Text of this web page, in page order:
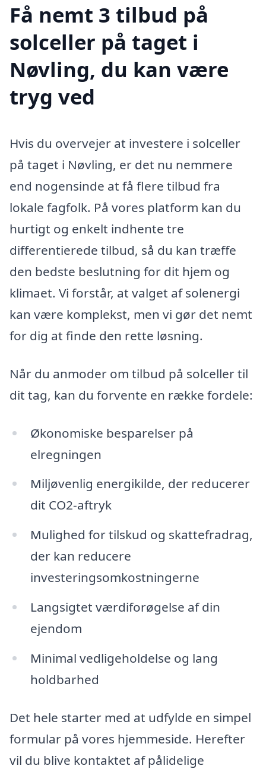
Få nemt 3 tilbud på
solceller på taget i
Nøvling, du kan være
tryg ved
Hvis du overvejer at investere i solceller
på taget i Nøvling, er det nu nemmere
end nogensinde at få flere tilbud fra
lokale fagfolk. På vores platform kan du
hurtigt og enkelt indhente tre
differentierede tilbud, så du kan træffe
den bedste beslutning for dit hjem og
klimaet. Vi forstår, at valget af solenergi
kan være komplekst, men vi gør det nemt
for dig at finde den rette løsning.
Når du anmoder om tilbud på solceller til
dit tag, kan du forvente en række fordele:
Økonomiske besparelser på
elregningen
Miljøvenlig energikilde, der reducerer
dit CO2-aftryk
Mulighed for tilskud og skattefradrag,
der kan reducere
investeringsomkostningerne
Langsigtet værdiforøgelse af din
ejendom
Minimal vedligeholdelse og lang
holdbarhed
Det hele starter med at udfylde en simpel
formular på vores hjemmeside. Herefter
vil du blive kontaktet af pålidelige